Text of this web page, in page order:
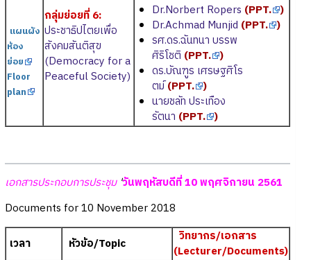
แผนผัง
ห้อง
ย่อย
Floor
plan
กลุ่มย่อยที่ 6:
ประชาธิปไตยเพื่อ
สังคมสันติสุข
(Democracy for a
Peaceful Society)
Dr.Norbert Ropers (PPT. )
Dr.Achmad Munjid (PPT. )
รศ.ดร.ฉันทนา บรรพ
ศิริโชติ (PPT. )
ดร.บัณฑูร เศรษฐศิโร
ตม์(PPT. )
นายชลัท ประเทือง
รัตนา (PPT. )
เอกสารประกอบการประชุม 'วันพฤหัสบดีที่ 10 พฤศจิกายน 2561
Documents for 10 November 2018
เวลา หัวข้อ/Topic
วิทยากร/เอกสาร
(Lecturer/Documents)